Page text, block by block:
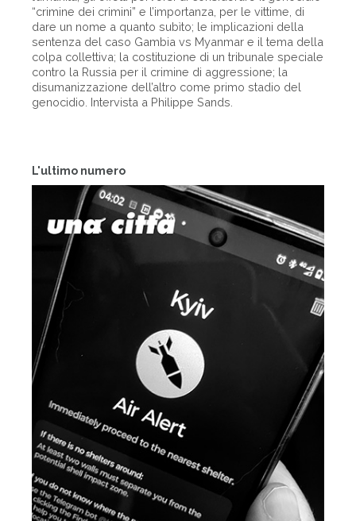
L'ultimo numero
“crimine dei crimini” e l’importanza, per le vittime, di
dare un nome a quanto subìto; le implicazioni della
sentenza del caso Gambia vs Myanmar e il tema della
colpa collettiva; la costituzione di un tribunale speciale
contro la Russia per il crimine di aggressione; la
disumanizzazione dell’altro come primo stadio del
genocidio. Intervista a Philippe Sands.